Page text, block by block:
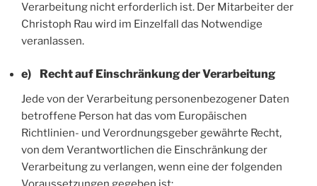
Verarbeitung nicht erforderlich ist. Der Mitarbeiter der
Christoph Rau wird im Einzelfall das Notwendige
veranlassen.
e) Recht auf Einschränkung der Verarbeitung
Jede von der Verarbeitung personenbezogener Daten
betroffene Person hat das vom Europäischen
Richtlinien- und Verordnungsgeber gewährte Recht,
von dem Verantwortlichen die Einschränkung der
Verarbeitung zu verlangen, wenn eine der folgenden